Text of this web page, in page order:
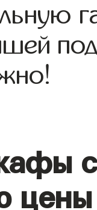
под